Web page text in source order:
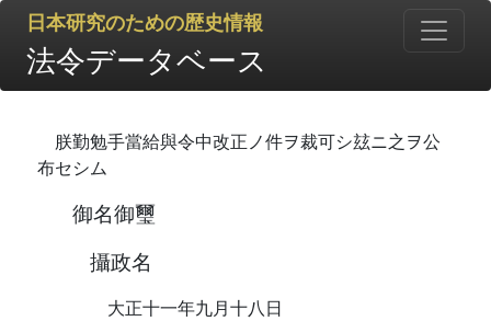
日本研究のための歴史情報
法令データベース
朕勤勉手當給與令中改正ノ件ヲ裁可シ玆ニ之ヲ公
布セシム
御名御璽
攝政名
大正十一年九月十八日